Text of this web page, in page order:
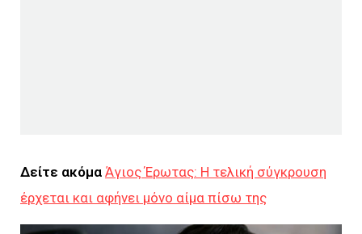
Δείτε ακόμα Άγιος Έρωτας: Η τελική σύγκρουση
έρχεται και αφήνει μόνο αίμα πίσω της